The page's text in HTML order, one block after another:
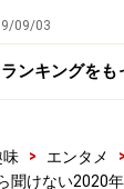
色などは無論
問わずさま
こともヒッ
中心にした
09/03
ランキングをも
味 > エンタメ >
聞けない2020